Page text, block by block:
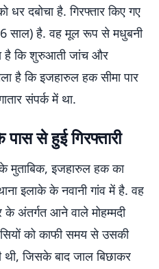
धर दबोचा है. गिरफ्तार किए गए
साल) है. वह मूल रूप से मधुबनी
है कि शुरुआती जांच और
है कि इजहारुल हक सीमा पार
संपर्क में था.
से हुई गिरफ्तारी
के मुताबिक, इजहारुल हक का
इलाके के नवानी गांव में है. वह
के अंतर्गत आने वाले मोहम्मदी
को काफी समय से उसकी
जिसके बाद जाल बिछाकर